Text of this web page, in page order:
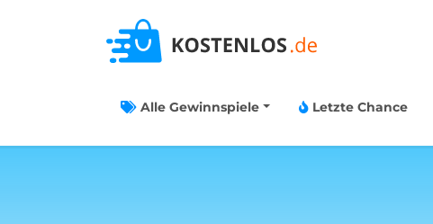
Alle Gewinnspiele Letzte Chance